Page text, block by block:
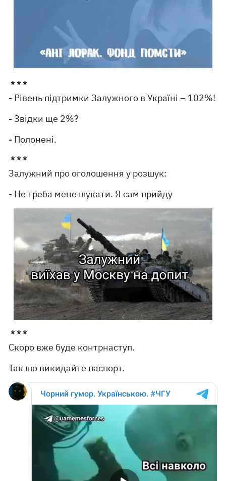
* * *
- Рівень підтримки Залужного в Україні – 102%!
- Звідки ще 2%?
- Полонені.
* * *
Залужний про оголошення у розшук:
- Не треба мене шукати. Я сам прийду
* * *
Скоро вже буде контрнаступ.
Так шо викидайте паспорт.